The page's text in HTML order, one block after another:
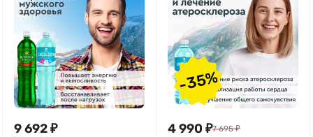
9 692₽
-35%
4 990 ₽7 695 ₽